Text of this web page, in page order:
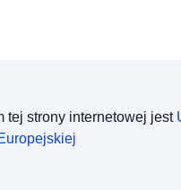
tej strony internetowej jest